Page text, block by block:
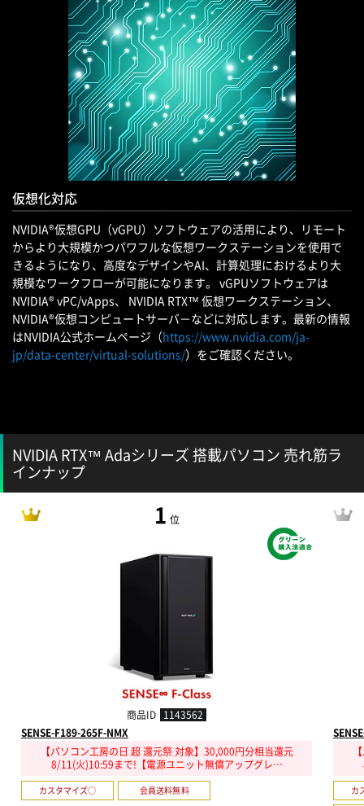
仮想化対応
NVIDIA®仮想GPU（vGPU）ソフトウェアの活用により、リモート
からより大規模かつパワフルな仮想ワークステーションを使用で
きるようになり、高度なデザインやAI、計算処理におけるより大
規模なワークフローが可能になります。 vGPUソフトウェアは
NVIDIA® vPC/vApps、 NVIDIA RTX™ 仮想ワークステーション、
NVIDIA®仮想コンピュートサーバ－などに対応します。最新の情報
はNVIDIA公式ホームページ（https://www.nvidia.com/ja-
jp/data-center/virtual-solutions/）をご確認ください。
NVIDIA RTX™ Adaシリーズ 搭載パソコン 売れ筋ラ
インナップ
1 位
商品ID 1143562
SENSE-F189-265F-NMX
【パソコン工房の日 超 還元祭 対象】30,000円分相当還元
8/11(火)10:59まで!【電源ユニット無償アップグレ…
カスタマイズ○ 会員送料無料
カ